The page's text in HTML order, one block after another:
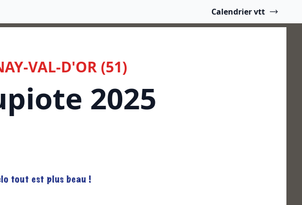
Calendrier vtt
VAL-D'OR (51)
2025